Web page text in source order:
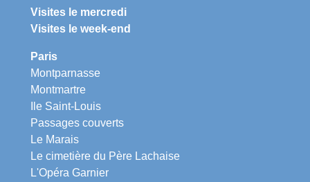
Visites le mercredi
Visites le week-end
Paris
Montparnasse
Montmartre
Ile Saint-Louis
Passages couverts
Le Marais
Le cimetière du Père Lachaise
L'Opéra Garnier